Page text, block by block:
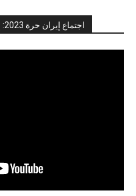
اجتماع إيران حرة 2023: إلى الأمام نحو جمهورية ديمقراطية